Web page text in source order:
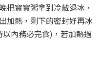
把寶寶粥拿到冷藏退冰，
加熱，剩下的密封好再冰
內務必完食)，若加熱過